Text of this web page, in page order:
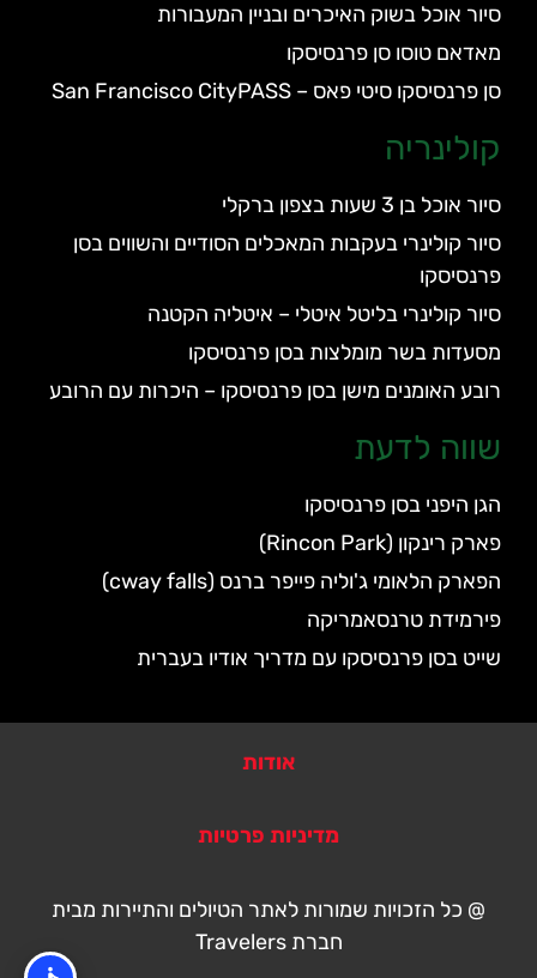
סיור אוכל בשוק האיכרים ובניין המעבורות
מאדאם טוסו סן פרנסיסקו
סן פרנסיסקו סיטי פאס – San Francisco CityPASS
קולינריה
סיור אוכל בן 3 שעות בצפון ברקלי
סיור קולינרי בעקבות המאכלים הסודיים והשווים בסן
פרנסיסקו
סיור קולינרי בליטל איטלי – איטליה הקטנה
מסעדות בשר מומלצות בסן פרנסיסקו
רובע האומנים מישן בסן פרנסיסקו – היכרות עם הרובע
שווה לדעת
הגן היפני בסן פרנסיסקו
פארק רינקון (Rincon Park)
הפארק הלאומי ג'וליה פייפר ברנס (cway falls)
פירמידת טרנסאמריקה
שייט בסן פרנסיסקו עם מדריך אודיו בעברית
אודות
מדיניות פרטיות
@ כל הזכויות שמורות לאתר הטיולים והתיירות מבית
חברת Travelers